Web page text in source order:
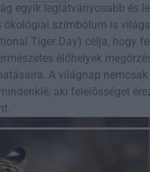
egyik leglátványosabb és
ökológiai szimbólum is
Tiger Day) célja, hogy
élőhelyek
A világnap
aki felelősséget